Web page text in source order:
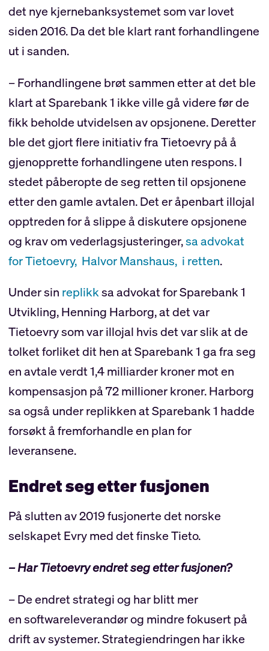
det nye kjernebanksystemet som var lovet
siden 2016. Da det ble klart rant forhandlingene
ut i sanden.
– Forhandlingene brøt sammen etter at det ble
klart at Sparebank 1 ikke ville gå videre før de
fikk beholde utvidelsen av opsjonene. Deretter
ble det gjort flere initiativ fra Tietoevry på å
gjenopprette forhandlingene uten respons. I
stedet påberopte de seg retten til opsjonene
etter den gamle avtalen. Det er åpenbart illojal
opptreden for å slippe å diskutere opsjonene
og krav om vederlagsjusteringer,sa advokat
for Tietoevry, Halvor Manshaus, i retten.
Under sin replikksa advokat for Sparebank 1
Utvikling, Henning Harborg, at det var
Tietoevry som var illojal hvis det var slik at de
tolket forliket dit hen at Sparebank 1 ga fra seg
en avtale verdt 1,4 milliarder kroner mot en
kompensasjon på 72 millioner kroner. Harborg
sa også under replikken at Sparebank 1 hadde
forsøkt å fremforhandle en plan for
leveransene.
Endret seg etter fusjonen
På slutten av 2019 fusjonerte det norske
selskapet Evry med det finske Tieto.
– Har Tietoevry endret seg etter fusjonen?
– De endret strategi og har blitt mer
en softwareleverandør og mindre fokusert på
drift av systemer. Strategiendringen har ikke